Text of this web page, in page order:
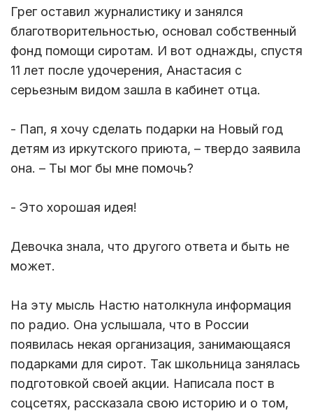
Грег оставил журналистику и занялся
благотворительностью, основал собственный
фонд помощи сиротам. И вот однажды, спустя
11 лет после удочерения, Анастасия с
серьезным видом зашла в кабинет отца.
- Пап, я хочу сделать подарки на Новый год
детям из иркутского приюта, – твердо заявила
она. – Ты мог бы мне помочь?
- Это хорошая идея!
Девочка знала, что другого ответа и быть не
может.
На эту мысль Настю натолкнула информация
по радио. Она услышала, что в России
появилась некая организация, занимающаяся
подарками для сирот. Так школьница занялась
подготовкой своей акции. Написала пост в
соцсетях, рассказала свою историю и о том,